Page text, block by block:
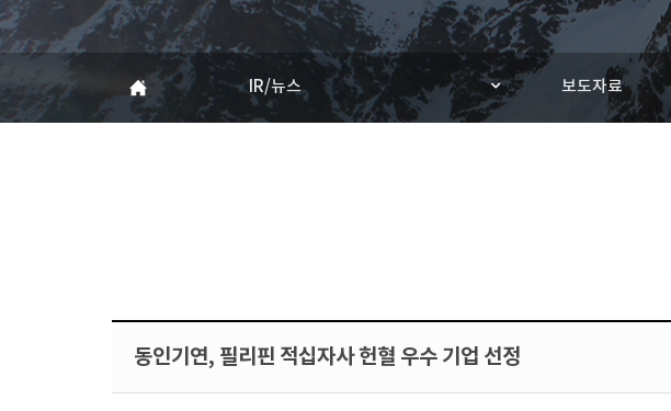
IR/뉴스 보도자료
동인기연, 필리핀 적십자사 헌혈 우수 기업 선정